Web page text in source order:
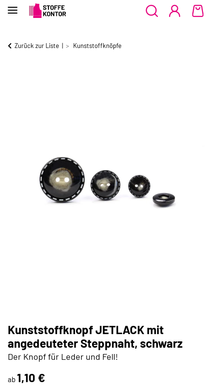
Zurück zur Liste Kunststoffknöpfe
Kunststoffknopf JETLACK mit
angedeuteter Steppnaht, schwarz
Der Knopf für Leder und Fell!
ab1,10 €